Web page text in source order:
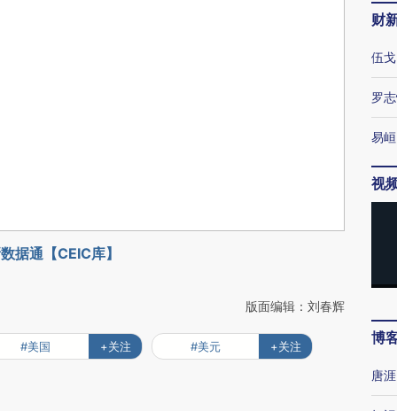
据通【CEIC库】
版面编辑：刘春辉
#美国 +关注 #美元 +关注
财
伍戈
罗
易峘
视
博
唐涯